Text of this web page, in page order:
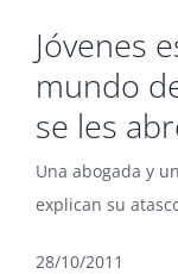
Jóvenes
mundo
se les
Una abogada y
explican su
28/10/2011